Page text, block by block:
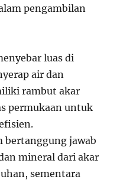
pengambilan
luas di
air dan
rambut akar
permukaan untuk
bertanggung jawab
mineral dari akar
sementara